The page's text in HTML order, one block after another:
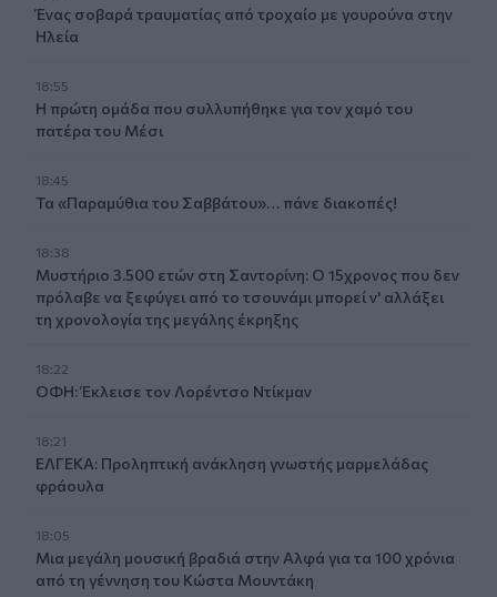
Ένας σοβαρά τραυματίας από τροχαίο με γουρούνα στην
Ηλεία
18:55
Η πρώτη ομάδα που συλλυπήθηκε για τον χαμό του
πατέρα του Μέσι
18:45
Τα «Παραμύθια του Σαββάτου»… πάνε διακοπές!
18:38
Μυστήριο 3.500 ετών στη Σαντορίνη: Ο 15χρονος που δεν
πρόλαβε να ξεφύγει από το τσουνάμι μπορεί ν' αλλάξει
τη χρονολογία της μεγάλης έκρηξης
18:22
ΟΦΗ: Έκλεισε τον Λορέντσο Ντίκμαν
18:21
ΕΛΓΕΚΑ: Προληπτική ανάκληση γνωστής μαρμελάδας
φράουλα
18:05
Μια μεγάλη μουσική βραδιά στην Αλφά για τα 100 χρόνια
από τη γέννηση του Κώστα Μουντάκη